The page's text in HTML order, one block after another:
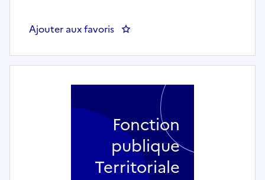
Ajouter aux favoris : Une Infirmière puéricultrice
Fonction
publique
Territoriale